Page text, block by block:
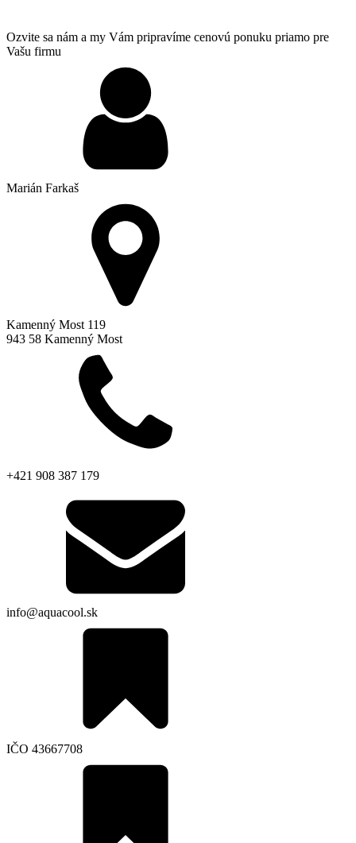
Ozvite sa nám a my Vám pripravíme cenovú ponuku priamo pre
Vašu firmu
Marián Farkaš
Kamenný Most 119
943 58 Kamenný Most
+421 908 387 179
info@aquacool.sk
IČO 43667708